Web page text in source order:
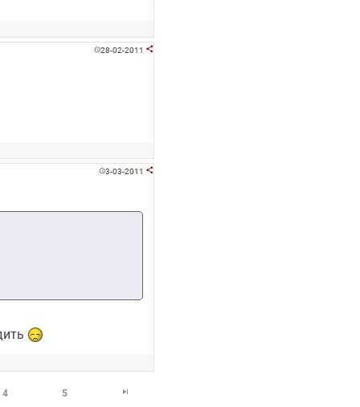
28-02-2011 
3-03-2011 
4 5 